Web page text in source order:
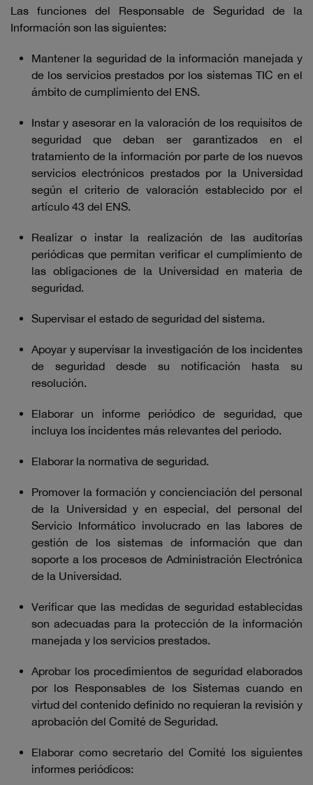
Las funciones del Responsable de Seguridad de la
Información son las siguientes:
Mantener la seguridad de la información manejada y
de los servicios prestados por los sistemas TIC en el
ámbito de cumplimiento del ENS.
Instar y asesorar en la valoración de los requisitos de
seguridad que deban ser garantizados en el
tratamiento de la información por parte de los nuevos
servicios electrónicos prestados por la Universidad
según el criterio de valoración establecido por el
artículo 43 del ENS.
Realizar o instar la realización de las auditorías
periódicas que permitan verificar el cumplimiento de
las obligaciones de la Universidad en materia de
seguridad.
Supervisar el estado de seguridad del sistema.
Apoyar y supervisar la investigación de los incidentes
de seguridad desde su notificación hasta su
resolución.
Elaborar un informe periódico de seguridad, que
incluya los incidentes más relevantes del periodo.
Elaborar la normativa de seguridad.
Promover la formación y concienciación del personal
de la Universidad y en especial, del personal del
Servicio Informático involucrado en las labores de
gestión de los sistemas de información que dan
soporte a los procesos de Administración Electrónica
de la Universidad.
Verificar que las medidas de seguridad establecidas
son adecuadas para la protección de la información
manejada y los servicios prestados.
Aprobar los procedimientos de seguridad elaborados
por los Responsables de los Sistemas cuando en
virtud del contenido definido no requieran la revisión y
aprobación del Comité de Seguridad.
Elaborar como secretario del Comité los siguientes
informes periódicos: